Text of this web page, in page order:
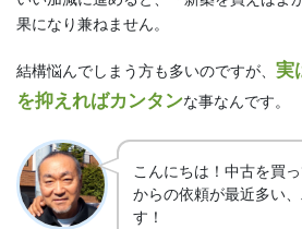
果になり兼ねません。
結構悩んでしまう方も多いのですが、 実
を抑えればカンタンな事なんです。
こんにちは！中古を買
からの依頼が最近多い
す！